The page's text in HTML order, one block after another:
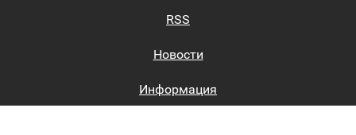
RSS
Новости
Информация